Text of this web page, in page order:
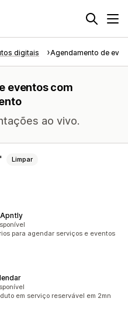
digitais Agendamento de
eventos com
ao vivo.
Limpar
para agendar serviços e eventos
em serviço reservável em 2mn